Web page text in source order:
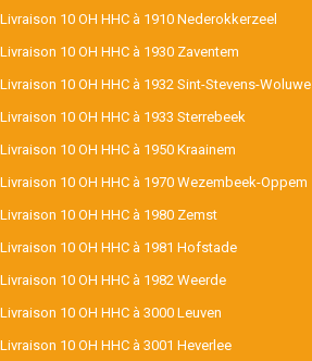
Livraison 10 OH HHC à 1910 Nederokkerzeel
Livraison 10 OH HHC à 1930 Zaventem
Livraison 10 OH HHC à 1932 Sint-Stevens-Woluwe
Livraison 10 OH HHC à 1933 Sterrebeek
Livraison 10 OH HHC à 1950 Kraainem
Livraison 10 OH HHC à 1970 Wezembeek-Oppem
Livraison 10 OH HHC à 1980 Zemst
Livraison 10 OH HHC à 1981 Hofstade
Livraison 10 OH HHC à 1982 Weerde
Livraison 10 OH HHC à 3000 Leuven
Livraison 10 OH HHC à 3001 Heverlee